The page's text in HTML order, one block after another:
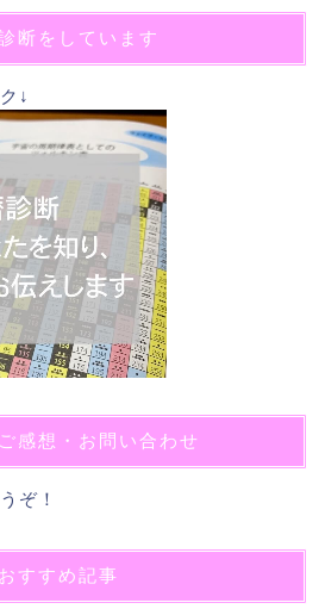
断をしています
↓
感想・お問い合わせ
ぞ！
おすすめ記事